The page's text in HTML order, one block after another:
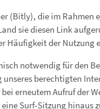
(Bitly), die im
sie diesen Link
Häufigkeit der Nutzung
notwendig für den
unseres berechtigten
erneutem Aufruf der
Surf-Sitzung hinaus